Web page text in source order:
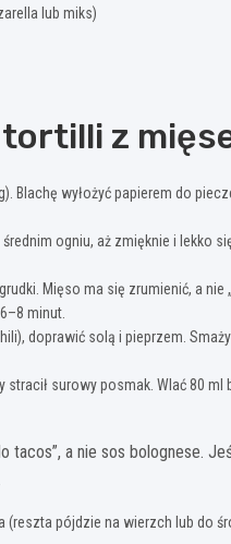
lub miks)
z
Blachę wyłożyć papierem do
ogniu, aż zmięknie i lekko
Mięso ma się zrumienić, a nie
minut.
doprawić solą i pieprzem.
surowy posmak. Wlać 80
tacos”, a nie sos bolognese.
pójdzie na wierzch lub do